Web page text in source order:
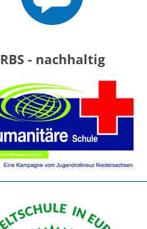
RBS - nachhaltig